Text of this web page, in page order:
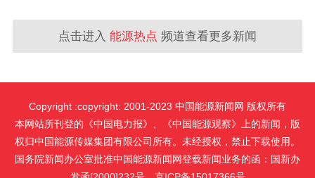
点击进入 能源热点 频道查看更多新闻
Copyright :copyright: 2001-2023 中国能源新闻网 版权所有
本网站所刊登的《中国电力报》、《中国能源观察》上的新闻，版
权归中国能源传媒集团有限公司所有。未经授权，禁止下载使用。
国务院新闻办公室批准中国能源新闻网登载新闻业务的函：国新办